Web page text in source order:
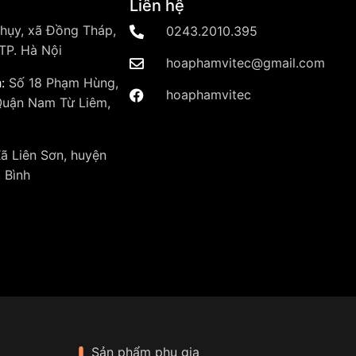
xã Đồng Tháp,
Hà Nội
Số 18 Phạm Hùng,
Nam Từ Liêm,
Liên Sơn, huyện
Bình
Liên hệ
0243.2010.395
hoaphamvitec@gmail.com
hoaphamvitec
Sản phẩm phụ gia